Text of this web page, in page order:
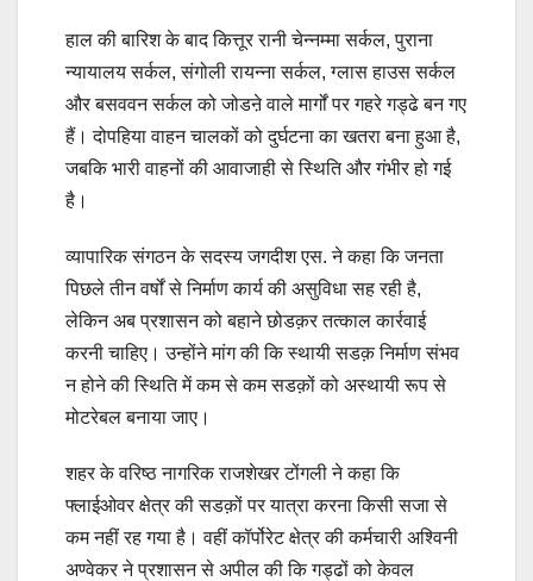
हाल की बारिश के बाद कित्तूर रानी चेन्नम्मा सर्कल, पुराना
न्यायालय सर्कल, संगोली रायन्ना सर्कल, ग्लास हाउस सर्कल
और बसववन सर्कल को जोडऩे वाले मार्गों पर गहरे गड्ढे बन गए
हैं। दोपहिया वाहन चालकों को दुर्घटना का खतरा बना हुआ है,
जबकि भारी वाहनों की आवाजाही से स्थिति और गंभीर हो गई
है।
व्यापारिक संगठन के सदस्य जगदीश एस. ने कहा कि जनता
पिछले तीन वर्षों से निर्माण कार्य की असुविधा सह रही है,
लेकिन अब प्रशासन को बहाने छोडक़र तत्काल कार्रवाई
करनी चाहिए। उन्होंने मांग की कि स्थायी सडक़ निर्माण संभव
न होने की स्थिति में कम से कम सडक़ों को अस्थायी रूप से
मोटरेबल बनाया जाए।
शहर के वरिष्ठ नागरिक राजशेखर टोंगली ने कहा कि
फ्लाईओवर क्षेत्र की सडक़ों पर यात्रा करना किसी सजा से
कम नहीं रह गया है। वहीं कॉर्पोरेट क्षेत्र की कर्मचारी अश्विनी
अण्वेकर ने प्रशासन से अपील की कि गड्ढों को केवल